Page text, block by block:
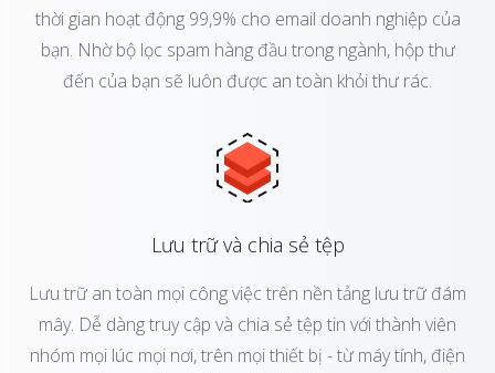
thời gian hoạt động 99,9% cho email doanh nghiệp của
bạn. Nhờ bộ lọc spam hàng đầu trong ngành, hộp thư
đến của bạn sẽ luôn được an toàn khỏi thư rác.
Lưu trữ và chia sẻ tệp
Lưu trữ an toàn mọi công việc trên nền tảng lưu trữ đám
mây. Dễ dàng truy cập và chia sẻ tệp tin với thành viên
nhóm mọi lúc mọi nơi, trên mọi thiết bị - từ máy tính, điện